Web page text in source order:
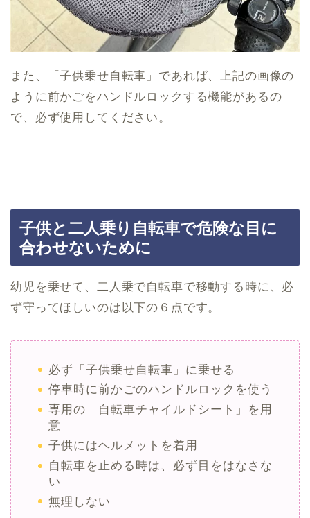
また、「子供乗せ自転車」であれば、上記の画像の
ように前かごをハンドルロックする機能があるの
で、必ず使用してください。
子供と二人乗り自転車で危険な目に
合わせないために
幼児を乗せて、二人乗で自転車で移動する時に、必
ず守ってほしいのは以下の６点です。
必ず「子供乗せ自転車」に乗せる
停車時に前かごのハンドルロックを使う
専用の「自転車チャイルドシート」を用
意
子供にはヘルメットを着用
自転車を止める時は、必ず目をはなさな
い
無理しない